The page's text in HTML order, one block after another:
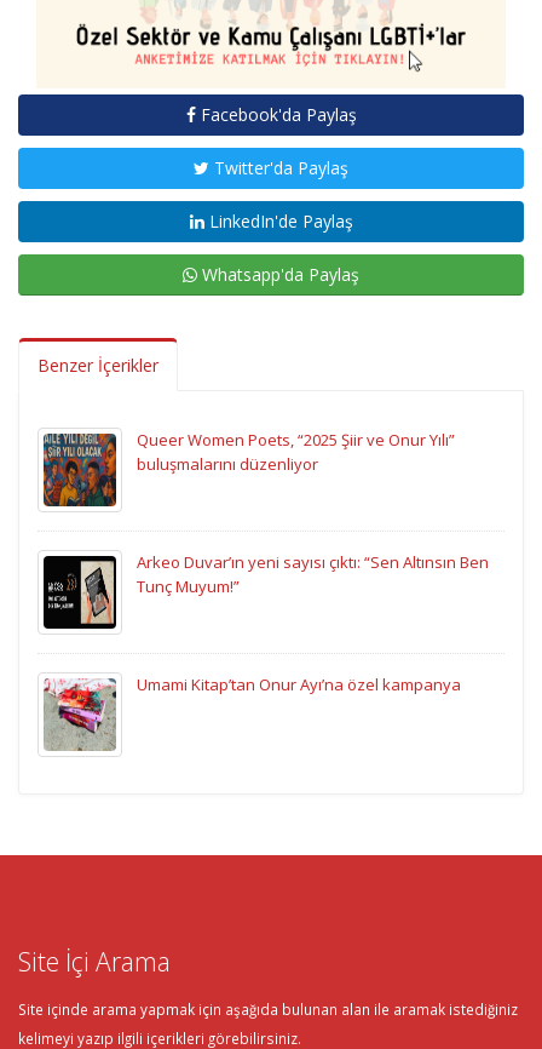
Facebook'da Paylaş
Twitter'da Paylaş
LinkedIn'de Paylaş
Whatsapp'da Paylaş
Benzer İçerikler
Queer Women Poets, “2025 Şiir ve Onur Yılı”
buluşmalarını düzenliyor
Arkeo Duvar’ın yeni sayısı çıktı: “Sen Altınsın Ben
Tunç Muyum!”
Umami Kitap’tan Onur Ayı’na özel kampanya
Site İçi Arama
Site içinde arama yapmak için aşağıda bulunan alan ile aramak istediğiniz
kelimeyi yazıp ilgili içerikleri görebilirsiniz.